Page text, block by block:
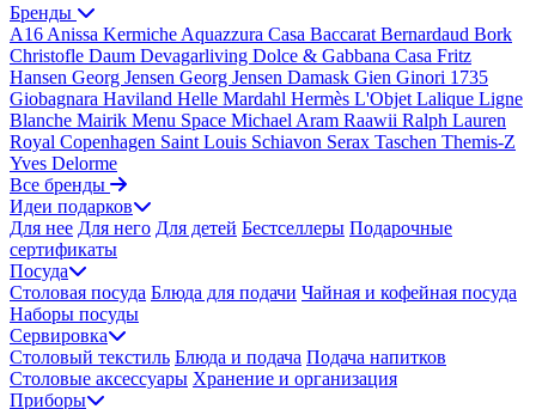
Бренды
A16 Anissa Kermiche Aquazzura Casa Baccarat Bernardaud Bork
Christofle Daum Devagarliving Dolce & Gabbana Casa Fritz
Hansen Georg Jensen Georg Jensen Damask Gien Ginori 1735
Giobagnara Haviland Helle Mardahl Hermès L'Objet Lalique Ligne
Blanche Mairik Menu Space Michael Aram Raawii Ralph Lauren
Royal Copenhagen Saint Louis Schiavon Serax Taschen Themis-Z
Yves Delorme
Все бренды
Идеи подарков
Для нее Для него Для детей Бестселлеры Подарочные
сертификаты
Посуда
Столовая посуда Блюда для подачи Чайная и кофейная посуда
Наборы посуды
Сервировка
Столовый текстиль Блюда и подача Подача напитков
Столовые аксессуары Хранение и организация
Приборы